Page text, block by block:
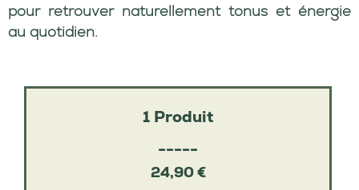
pour retrouver naturellement tonus et énergie
au quotidien.
1 Produit
-----
24,90 €